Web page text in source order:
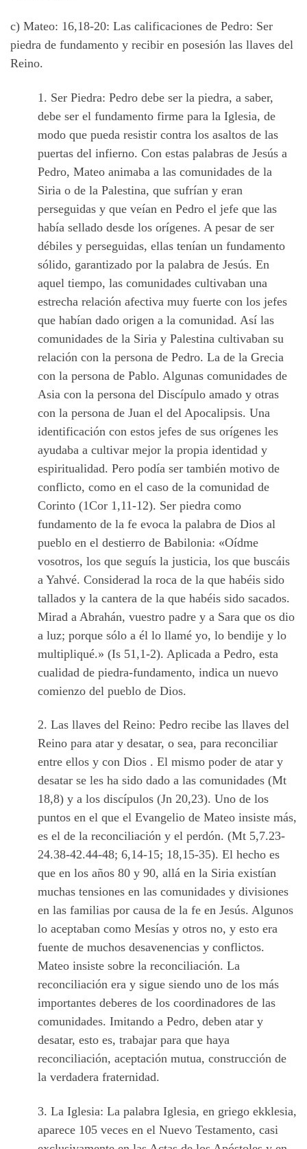
c) Mateo: 16,18-20: Las calificaciones de Pedro: Ser
piedra de fundamento y recibir en posesión las llaves del
Reino.
1. Ser Piedra: Pedro debe ser la piedra, a saber,
debe ser el fundamento firme para la Iglesia, de
modo que pueda resistir contra los asaltos de las
puertas del infierno. Con estas palabras de Jesús a
Pedro, Mateo animaba a las comunidades de la
Siria o de la Palestina, que sufrían y eran
perseguidas y que veían en Pedro el jefe que las
había sellado desde los orígenes. A pesar de ser
débiles y perseguidas, ellas tenían un fundamento
sólido, garantizado por la palabra de Jesús. En
aquel tiempo, las comunidades cultivaban una
estrecha relación afectiva muy fuerte con los jefes
que habían dado origen a la comunidad. Así las
comunidades de la Siria y Palestina cultivaban su
relación con la persona de Pedro. La de la Grecia
con la persona de Pablo. Algunas comunidades de
Asia con la persona del Discípulo amado y otras
con la persona de Juan el del Apocalipsis. Una
identificación con estos jefes de sus orígenes les
ayudaba a cultivar mejor la propia identidad y
espiritualidad. Pero podía ser también motivo de
conflicto, como en el caso de la comunidad de
Corinto (1Cor 1,11-12). Ser piedra como
fundamento de la fe evoca la palabra de Dios al
pueblo en el destierro de Babilonia: «Oídme
vosotros, los que seguís la justicia, los que buscáis
a Yahvé. Considerad la roca de la que habéis sido
tallados y la cantera de la que habéis sido sacados.
Mirad a Abrahán, vuestro padre y a Sara que os dio
a luz; porque sólo a él lo llamé yo, lo bendije y lo
multipliqué.» (Is 51,1-2). Aplicada a Pedro, esta
cualidad de piedra-fundamento, indica un nuevo
comienzo del pueblo de Dios.
2. Las llaves del Reino: Pedro recibe las llaves del
Reino para atar y desatar, o sea, para reconciliar
entre ellos y con Dios . El mismo poder de atar y
desatar se les ha sido dado a las comunidades (Mt
18,8) y a los discípulos (Jn 20,23). Uno de los
puntos en el que el Evangelio de Mateo insiste más,
es el de la reconciliación y el perdón. (Mt 5,7.23-
24.38-42.44-48; 6,14-15; 18,15-35). El hecho es
que en los años 80 y 90, allá en la Siria existían
muchas tensiones en las comunidades y divisiones
en las familias por causa de la fe en Jesús. Algunos
lo aceptaban como Mesías y otros no, y esto era
fuente de muchos desavenencias y conflictos.
Mateo insiste sobre la reconciliación. La
reconciliación era y sigue siendo uno de los más
importantes deberes de los coordinadores de las
comunidades. Imitando a Pedro, deben atar y
desatar, esto es, trabajar para que haya
reconciliación, aceptación mutua, construcción de
la verdadera fraternidad.
3. La Iglesia: La palabra Iglesia, en griego ekklesia,
aparece 105 veces en el Nuevo Testamento, casi